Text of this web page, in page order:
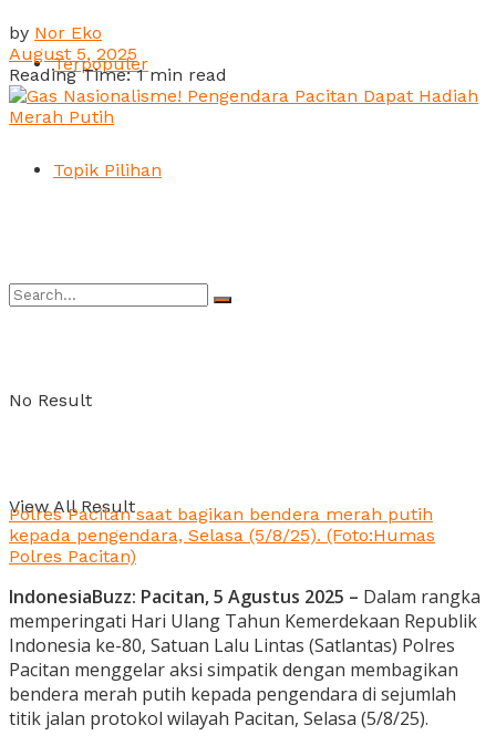
Terpopuler
Topik Pilihan
No Result
View All Result
by Nor Eko
August 5, 2025
Reading Time: 1 min read
Polres Pacitan saat bagikan bendera merah putih
kepada pengendara, Selasa (5/8/25). (Foto:Humas
Polres Pacitan)
IndonesiaBuzz: Pacitan, 5 Agustus 2025 – Dalam rangka
memperingati Hari Ulang Tahun Kemerdekaan Republik
Indonesia ke-80, Satuan Lalu Lintas (Satlantas) Polres
Pacitan menggelar aksi simpatik dengan membagikan
bendera merah putih kepada pengendara di sejumlah
titik jalan protokol wilayah Pacitan, Selasa (5/8/25).